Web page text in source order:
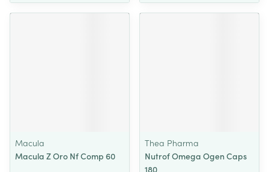
Macula
Macula Z Oro Nf Comp 60
Thea Pharma
Nutrof Omega Ogen Caps
180